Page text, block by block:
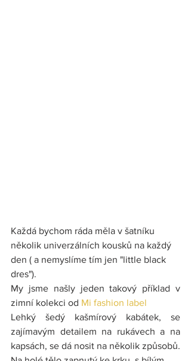
Každá bychom ráda měla v šatníku
několik univerzálních kousků na každý
den ( a nemyslíme tím jen "little black
dres").
My jsme našly jeden takový příklad v
zimní kolekci od Mi fashion label
Lehký šedý kašmírový kabátek, se
zajímavým detailem na rukávech a na
kapsách, se dá nosit na několik způsobů.